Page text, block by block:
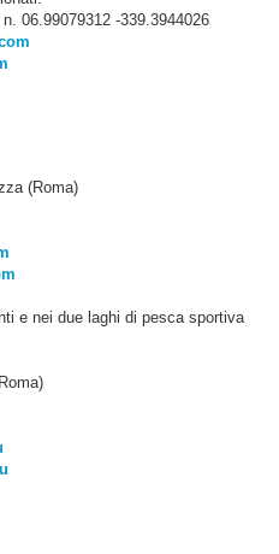
06.99079312 -339.3944026
(Roma)
e nei due laghi di pesca sportiva